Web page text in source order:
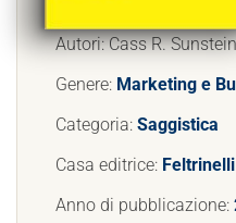
Autori: Cass R.
Genere: Marketing e
Categoria: Saggistica
Casa editrice: Feltrinelli
Anno di pubblicazione: